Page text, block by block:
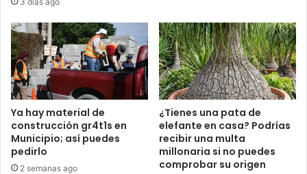
Ya hay material de
construcción gr4t1s en
Municipio; así puedes
pedirlo
2 semanas ago
¿Tienes una pata de
elefante en casa? Podrías
recibir una multa
millonaria si no puedes
comprobar su origen